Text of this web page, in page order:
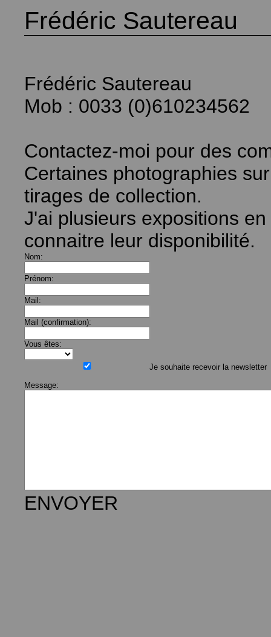
Frédéric Sautereau
Frédéric Sautereau
Mob : 0033 (0)610234562
Contactez-moi pour des
Certaines photographies
tirages de collection.
J'ai plusieurs expositions
connaitre leur disponibilité.
Nom:
Prénom:
Mail:
Mail (confirmation):
Vous êtes:
Je souhaite recevoir la newsletter
Message:
ENVOYER